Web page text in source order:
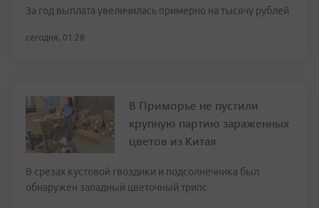
За год выплата увеличилась примерно на тысячу рублей
сегодня, 01:28
В Приморье не пустили
крупную партию зараженных
цветов из Китая
В срезах кустовой гвоздики и подсолнечника был
обнаружен западный цветочный трипс